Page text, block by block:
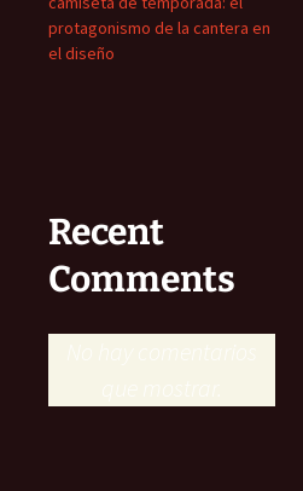
protagonismo de la cantera en
el diseño
Recent
Comments